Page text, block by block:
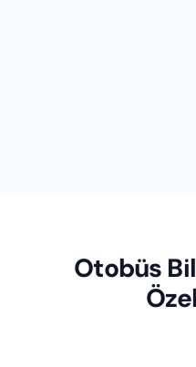
Otobüs